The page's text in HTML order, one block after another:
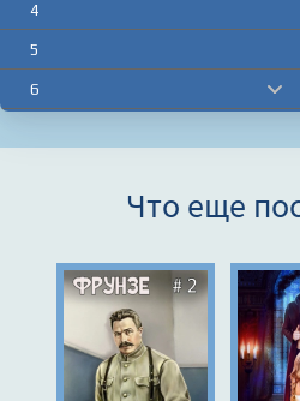
4
5
6
Что еще